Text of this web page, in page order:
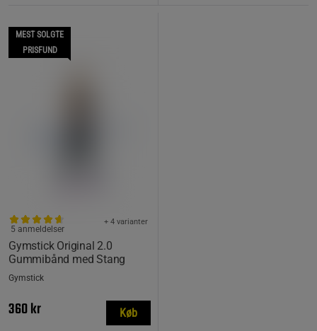
MEST SOLGTE
PRISFUND
Gymstick Original 2.0
Gummibånd med Stang
+ 4 varianter
5 anmeldelser
Gymstick
360 kr Køb